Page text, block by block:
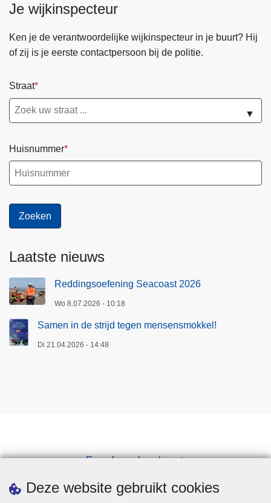
Deze website gebruikt cookies
Je wijkinspecteur
Ken je de verantwoordelijke wijkinspecteur in je buurt? Hij
of zij is je eerste contactpersoon bij de politie.
Straat
▼
Huisnummer
Laatste nieuws
Reddingsoefening Seacoast 2026
Wo 8.07.2026 - 10:18
Samen in de strijd tegen mensensmokkel!
Di 21.04.2026 - 14:48
Een afspraak maken